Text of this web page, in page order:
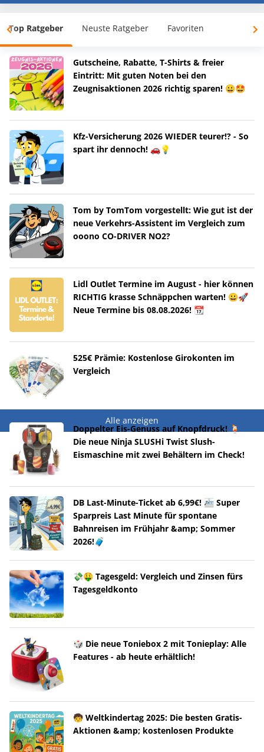
Top Ratgeber Neuste Ratgeber Favoriten
Gutscheine, Rabatte, T-Shirts & freier
Eintritt: Mit guten Noten bei den
Zeugnisaktionen 2026 richtig sparen! 😀🤩
Kfz-Versicherung 2026 WIEDER teurer!? - So
spart ihr dennoch! 🚗💡
Tom by TomTom vorgestellt: Wie gut ist der
neue Verkehrs-Assistent im Vergleich zum
ooono CO-DRIVER NO2?
Lidl Outlet Termine im August - hier können
RICHTIG krasse Schnäppchen warten! 😀🚀
Neue Termine bis 08.08.2026! 📆
525€ Prämie: Kostenlose Girokonten im
Vergleich
Alle anzeigen
Doppelter Eis-Genuss auf Knopfdruck! 🍹
Die neue Ninja SLUSHi Twist Slush-
Eismaschine mit zwei Behältern im Check!
DB Last-Minute-Ticket ab 6,99€! 🚈 Super
Sparpreis Last Minute für spontane
Bahnreisen im Frühjahr &amp; Sommer
2026!🧳
💸🤑 Tagesgeld: Vergleich und Zinsen fürs
Tagesgeldkonto
🎲 Die neue Toniebox 2 mit Tonieplay: Alle
Features - ab heute erhältlich!
🧒 Weltkindertag 2025: Die besten Gratis-
Aktionen &amp; kostenlosen Produkte